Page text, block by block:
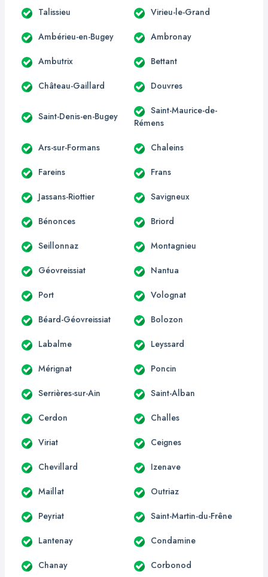
Talissieu Virieu-le-Grand
Ambérieu-en-Bugey Ambronay
Ambutrix Bettant
Château-Gaillard Douvres
Saint-Denis-en-Bugey
Saint-Maurice-de-
Rémens
Ars-sur-Formans Chaleins
Fareins Frans
Jassans-Riottier Savigneux
Bénonces Briord
Seillonnaz Montagnieu
Géovreissiat Nantua
Port Volognat
Béard-Géovreissiat Bolozon
Labalme Leyssard
Mérignat Poncin
Serrières-sur-Ain Saint-Alban
Cerdon Challes
Viriat Ceignes
Chevillard Izenave
Maillat Outriaz
Peyriat Saint-Martin-du-Frêne
Lantenay Condamine
Chanay Corbonod